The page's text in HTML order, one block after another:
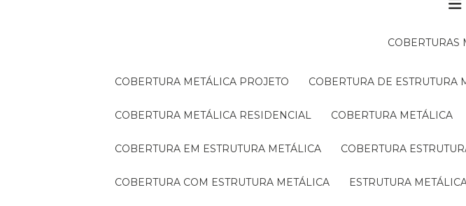
COBERTURA METÁLICA PROJETO COBERTURA DE ESTRUTURA
COBERTURA METÁLICA RESIDENCIAL COBERTURA METÁLICA
COBERTURA EM ESTRUTURA METÁLICA COBERTURA
COBERTURA COM ESTRUTURA METÁLICA ESTRUTURA